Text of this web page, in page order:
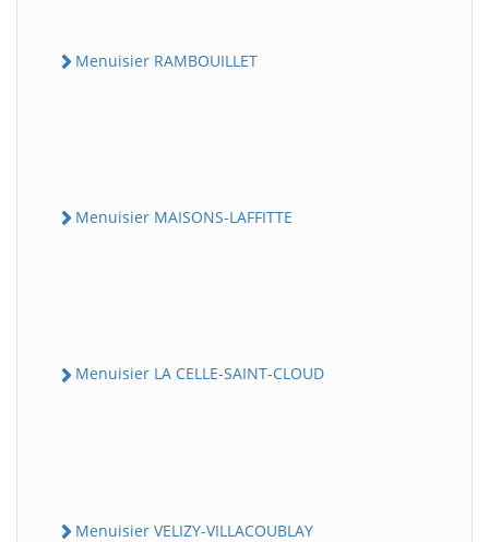
Menuisier RAMBOUILLET
Menuisier MAISONS-LAFFITTE
Menuisier LA CELLE-SAINT-CLOUD
Menuisier VELIZY-VILLACOUBLAY